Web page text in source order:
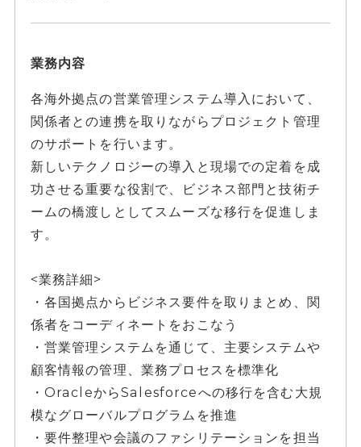
業務内容
各海外拠点の営業管理システム導入において、
関係者との連携を取りながらプロジェクト管理
のサポートを行います。
新しいテクノロジーの導入と現場での定着を成
功させる重要な役割で、ビジネス部門と技術チ
ームの橋渡しとしてスムーズな移行を促進しま
す。
<業務詳細>
・各国拠点からビジネス要件を取りまとめ、関
係者をコーディネートをおこなう
・営業管理システムを通じて、主要システムや
顧客情報の管理、業務プロセスを標準化
・OracleからSalesforceへの移行を含む大規
模なグローバルプログラムを推進
・要件整理や会議のファシリテーションを担当